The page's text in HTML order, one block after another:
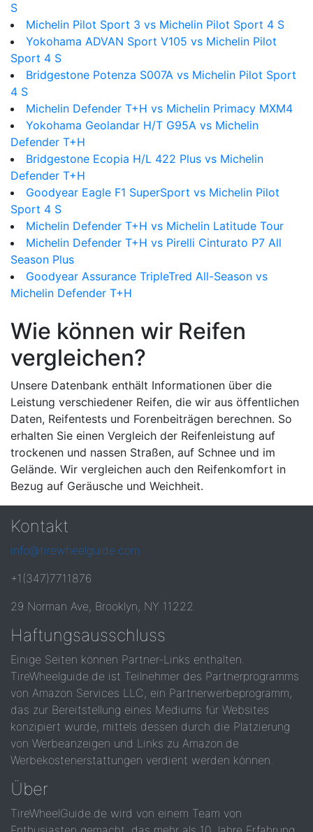
S
Michelin Pilot Sport 3 vs Michelin Pilot Sport 4 S
Yokohama ADVAN Sport V105 vs Michelin Pilot
Sport 4 S
Bridgestone Potenza S007A vs Michelin Pilot Sport
4 S
Michelin Defender T+H vs Michelin Primacy MXM4
Yokohama Geolandar H/T G95A vs Michelin
Defender T+H
Bridgestone Ecopia H/L 422 Plus vs Michelin
Defender T+H
Goodyear Eagle F1 SuperSport vs Michelin Pilot
Sport 4 S
Michelin Defender T+H vs Michelin Latitude Tour
Michelin Defender T+H vs Pirelli Cinturato P7 All
Season Plus
Goodyear Assurance TripleTred All-Season vs
Michelin Defender T+H
Wie können wir Reifen
vergleichen?
Unsere Datenbank enthält Informationen über die
Leistung verschiedener Reifen, die wir aus öffentlichen
Daten, Reifentests und Forenbeiträgen berechnen. So
erhalten Sie einen Vergleich der Reifenleistung auf
trockenen und nassen Straßen, auf Schnee und im
Gelände. Wir vergleichen auch den Reifenkomfort in
Bezug auf Geräusche und Weichheit.
Kontakt
info@tirewheelguide.com
+1(347)7711876
29 Norman Ave, Brooklyn, NY 11222
Haftungsausschluss
Einige Seiten können Partner-Links enthalten.
TireWheelguide.de ist Teilnehmer des Partnerprogramms
von Amazon Services LLC, ein Partnerwerbeprogramm,
das zur Bereitstellung eines Mediums für Websites
konzipiert wurde, mittels dessen durch die Platzierung
von Werbeanzeigen und Links zu Amazon.de
Werbekostenerstattungen verdient werden können.
Über
TireWheelGuide.de wird von einem Team von